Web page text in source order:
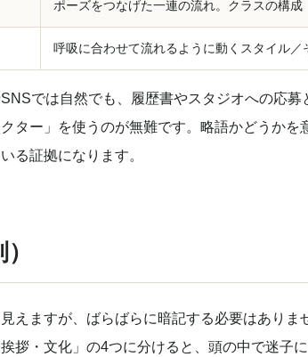
ポーズをつなげた一連の流れ。クラスの構成
呼吸に合わせて流れるように動くスタイル／
では自然でも、履歴書やスタジオへの応募
ター」を使うのが無難です。略語かどうかを
る証拠になります。
えますが、ばらばらに暗記する必要はありま
拶・文化」の4つに分けると、頭の中で迷子に